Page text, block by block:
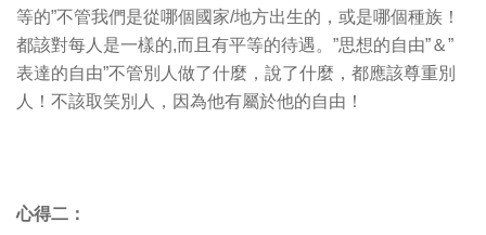
等的”不管我們是從哪個國家/地方出生的，或是哪個種族！
都該對每人是一樣的,而且有平等的待遇。”思想的自由”＆”
表達的自由”不管別人做了什麼，說了什麼，都應該尊重別
人！不該取笑別人，因為他有屬於他的自由！
心得二：